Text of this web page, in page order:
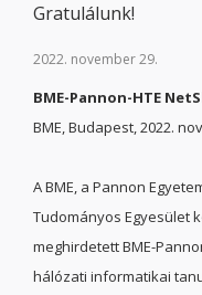
Gratulálunk!
2022. november 29.
BME-Pannon-HTE
BME, Budapest, 2022.
A BME, a Pannon
Tudományos Egyesület
meghirdetett BME-
hálózati informatikai